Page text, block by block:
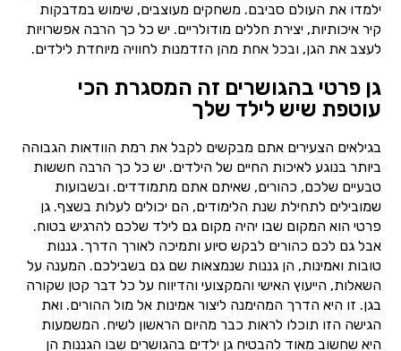
ילמדו את העולם סביבם. משחקים מעוצבים, שימוש במדבקות
קיר איכותיות, יצירת חללים מודולריים. יש כל כך הרבה אפשרויות
לעצב את הגן, ובכל אחת מהן הזדמנות לחוויה מיוחדת לילדים.
גן פרטי בהגושרים זה המסגרת הכי
עוטפת שיש לילד שלך
בגילאים הצעירים אתם מבקשים לקבל את רמת הוודאות הגבוהה
ביותר בנוגע לאיכות החיים של הילדים. יש כל כך הרבה חששות
טבעיים שלכם, כהורים, שאיתם אתם מתמודדים. ובשבועות
שמובילים לתחילת שנת הלימודים, הם יכולים לעלות בשצף. גן
פרטי הוא המקום שבו יהיה מקום גם לילד שלכם להרגיש בטוח.
אבל גם לכם כהורים לבקש סיוע ותמיכה לאורך הדרך. גננות
טובות ואמינות, הן גננות שנמצאות שם גם בשבילכם. המענה על
השאלות, הייעוץ האישי והמקצועי והדיווח על כל דבר קטן שקורה
בגן. זו היא הדרך המהימנה ליצור אמינות אל מול ההורים. ואת
הגישה הזו תוכלו לראות כבר מהיום הראשון לשיח. המשמעות
היא שחשוב מאוד להבטיח גן ילדים בהגושרים שבו הגננות הן